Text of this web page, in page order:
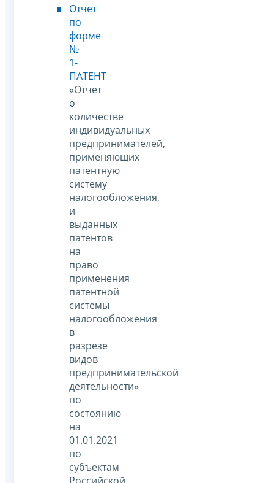
Отчет
по
форме
№
1-
ПАТЕНТ
«Отчет
о
количестве
индивидуальных
предпринимателей,
применяющих
патентную
систему
налогообложения,
и
выданных
патентов
на
право
применения
патентной
системы
налогообложения
в
разрезе
видов
предпринимательской
деятельности»
по
состоянию
на
01.01.2021
по
субъектам